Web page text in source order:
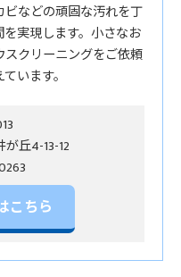
などの頑固な汚れを丁
実現します。小さなお
クリーニングをご依頼
います。
丘4-13-12
こちら